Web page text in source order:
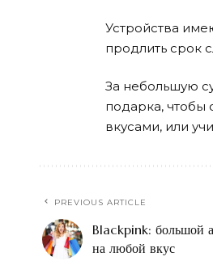
Устройства
продлить срок
За небольшую
подарка, чтобы
вкусами, или
PREVIOUS ARTICLE
Blackpink: большой
на любой вкус